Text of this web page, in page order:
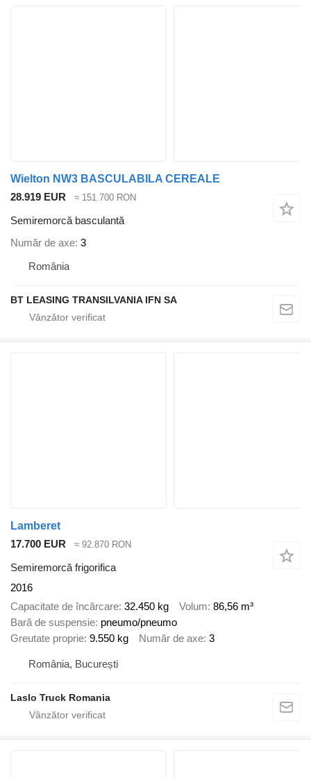
Wielton NW3 BASCULABILA CEREALE
28.919 EUR
≈ 151.700 RON
Semiremorcă basculantă
Număr de axe 3
România
BT LEASING TRANSILVANIA IFN SA
Lamberet
17.700 EUR
≈ 92.870 RON
Semiremorcă frigorifica
2016
Capacitate de încărcare 32.450 kg Volum 86,56 m³
Bară de suspensie pneumo/pneumo
Greutate proprie 9.550 kg Număr de axe 3
România, București
Laslo Truck Romania